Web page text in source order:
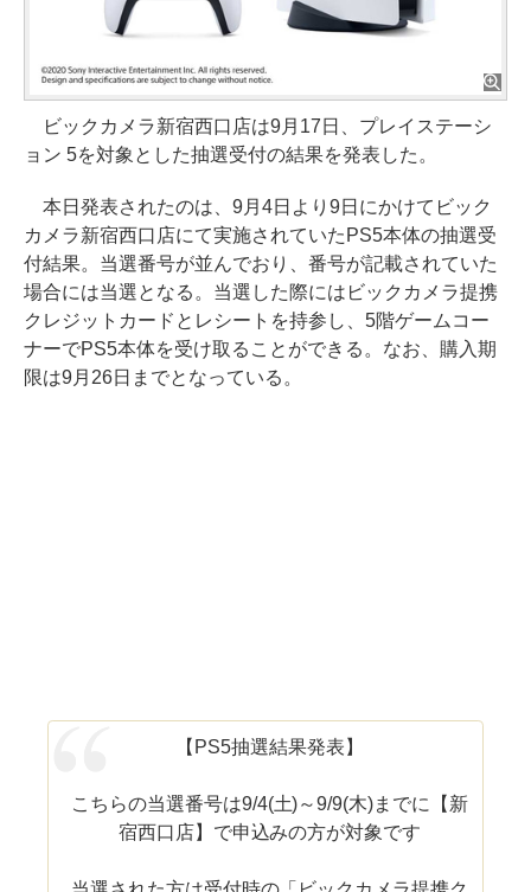
ビックカメラ新宿西口店は9月17日、プレイステーシ
ョン 5を対象とした抽選受付の結果を発表した。
本日発表されたのは、9月4日より9日にかけてビック
カメラ新宿西口店にて実施されていたPS5本体の抽選受
付結果。当選番号が並んでおり、番号が記載されていた
場合には当選となる。当選した際にはビックカメラ提携
クレジットカードとレシートを持参し、5階ゲームコー
ナーでPS5本体を受け取ることができる。なお、購入期
限は9月26日までとなっている。
【PS5抽選結果発表】
こちらの当選番号は9/4(土)～9/9(木)までに【新
宿西口店】で申込みの方が対象です